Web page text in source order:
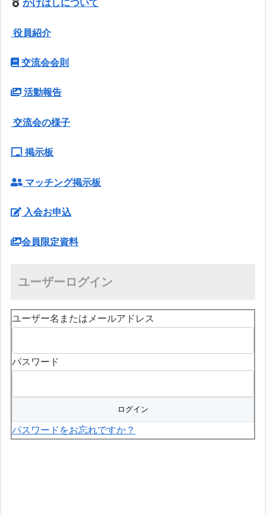
かけはしについて
役員紹介
交流会会則
活動報告
交流会の様子
掲示板
マッチング掲示板
入会お申込
会員限定資料
ユーザーログイン
ユーザー名またはメールアドレス
パスワード
パスワードをお忘れですか？